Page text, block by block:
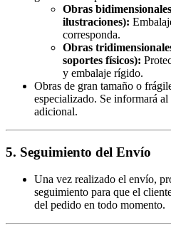
Obras
ilustraciones):
corresponda.
Obras
soportes físicos):
y embalaje rígido.
Obras de gran tamaño o
especializado. Se informará
adicional.
5. Seguimiento del Envío
Una vez realizado el envío,
seguimiento para que el
del pedido en todo momento.